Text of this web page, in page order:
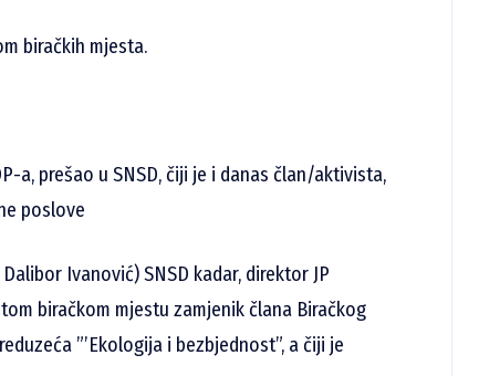
biračkih mjesta.
a, prešao u SNSD, čiji je i danas član/aktivista,
poslove
Ivanović) SNSD kadar, direktor JP
biračkom mjestu zamjenik člana Biračkog
”’Ekologija i bezbjednost”, a čiji je